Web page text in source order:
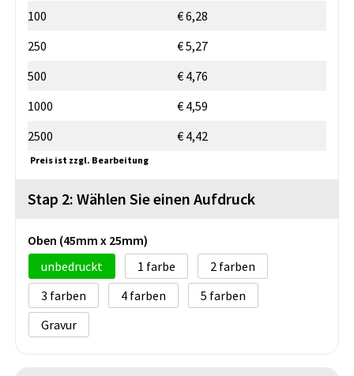
100
€ 6,28
250
€ 5,27
500
€ 4,76
1000
€ 4,59
2500
€ 4,42
Preis ist zzgl. Bearbeitung
Stap 2: Wählen Sie einen Aufdruck
Oben (45mm x 25mm)
unbedruckt
1
2
3
4
5
Gravur